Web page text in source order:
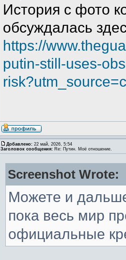
История с фото
обсуждалась
https://
putin-still-uses-
Добавлено: 22 май, 2026, 5:54
Заголовок сообщения: Re: Путин. Моё отношение.
Screenshot Wrote:
Можете и
пока весь мир
официальные